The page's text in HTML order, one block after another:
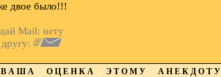
двое было!!!
Mail: нету
В А Ш А О Ц Е Н К А Э Т О М У А Н Е К Д О Т У